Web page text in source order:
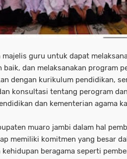
majelis guru untuk dapat
baik, dan melaksanakan program
dengan kurikulum pendidikan,
konsultasi tentang perogram
dan kementerian agama
muaro jambi dalam hal
memiliki komitmen yang besar
kehidupan beragama seperti